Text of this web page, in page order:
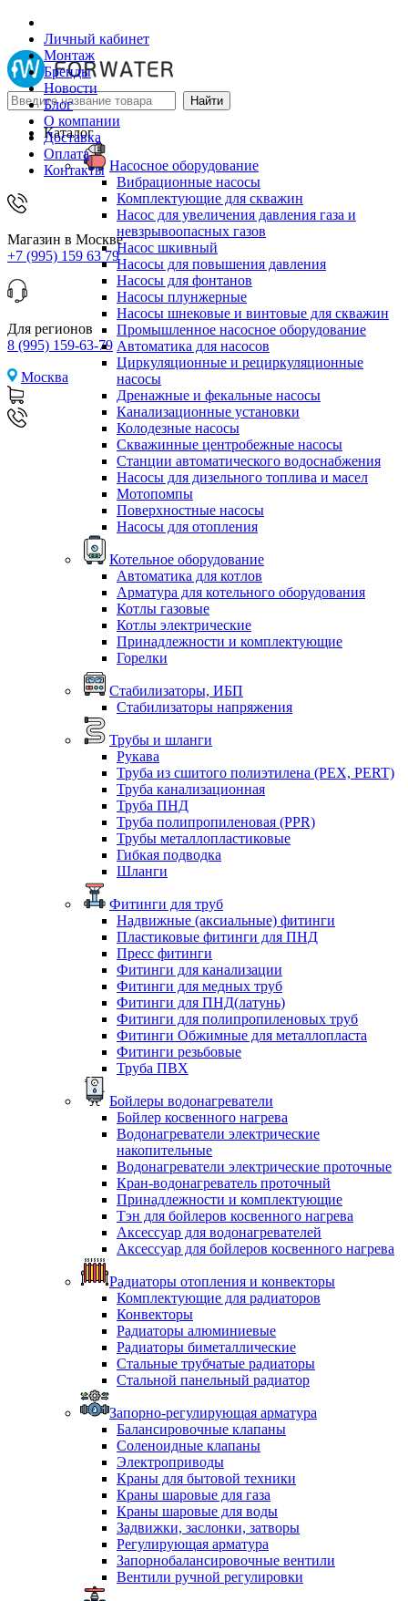
Личный кабинет
Монтаж
Бренды
Новости
Блог
О компании
Доставка
Оплата
Контакты
Магазин в Москве
+7 (995) 159 63 79
Для регионов
8 (995) 159-63-79
Москва
Каталог
Насосное оборудование
Вибрационные насосы
Комплектующие для скважин
Насос для увеличения давления газа и
невзрывоопасных газов
Насос шкивный
Насосы для повышения давления
Насосы для фонтанов
Насосы плунжерные
Насосы шнековые и винтовые для скважин
Промышленное насосное оборудование
Автоматика для насосов
Циркуляционные и рециркуляционные
насосы
Дренажные и фекальные насосы
Канализационные установки
Колодезные насосы
Скважинные центробежные насосы
Станции автоматического водоснабжения
Насосы для дизельного топлива и масел
Мотопомпы
Поверхностные насосы
Насосы для отопления
Котельное оборудование
Автоматика для котлов
Арматура для котельного оборудования
Котлы газовые
Котлы электрические
Принадлежности и комплектующие
Горелки
Стабилизаторы, ИБП
Стабилизаторы напряжения
Трубы и шланги
Рукава
Труба из сшитого полиэтилена (PEX, PERT)
Труба канализационная
Труба ПНД
Труба полипропиленовая (PPR)
Трубы металлопластиковые
Гибкая подводка
Шланги
Фитинги для труб
Надвижные (аксиальные) фитинги
Пластиковые фитинги для ПНД
Пресс фитинги
Фитинги для канализации
Фитинги для медных труб
Фитинги для ПНД(латунь)
Фитинги для полипропиленовых труб
Фитинги Обжимные для металлопласта
Фитинги резьбовые
Труба ПВХ
Бойлеры водонагреватели
Бойлер косвенного нагрева
Водонагреватели электрические
накопительные
Водонагреватели электрические проточные
Кран-водонагреватель проточный
Принадлежности и комплектующие
Тэн для бойлеров косвенного нагрева
Аксессуар для водонагревателей
Аксессуар для бойлеров косвенного нагрева
Радиаторы отопления и конвекторы
Комплектующие для радиаторов
Конвекторы
Радиаторы алюминиевые
Радиаторы биметаллические
Стальные трубчатые радиаторы
Стальной панельный радиатор
Запорно-регулирующая арматура
Балансировочные клапаны
Соленоидные клапаны
Электроприводы
Краны для бытовой техники
Краны шаровые для газа
Краны шаровые для воды
Задвижки, заслонки, затворы
Регулирующая арматура
Запорнобалансировочные вентили
Вентили ручной регулировки